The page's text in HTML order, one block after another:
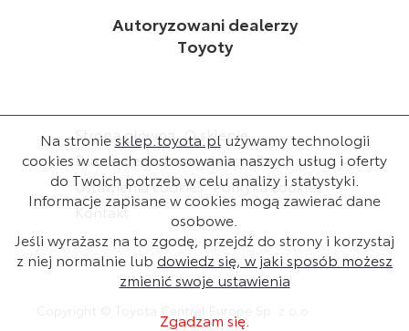
Autoryzowani dealerzy
Toyoty
Strona główna O sklepie
Dla dealera Baza wiedzy Regulamin
Ustawienia cookies Polityka cookies
Kontakt
Na stroniesklep.toyota.pl używamy technologii
cookies w celach dostosowania naszych usług i oferty
do Twoich potrzeb w celu analizy i statystyki.
Informacje zapisane w cookies mogą zawierać dane
osobowe.
Jeśli wyrażasz na to zgodę, przejdź do strony i korzystaj
z niej normalnie lub dowiedz się, w jaki sposób możesz
zmienić swoje ustawienia
Zgadzam się.